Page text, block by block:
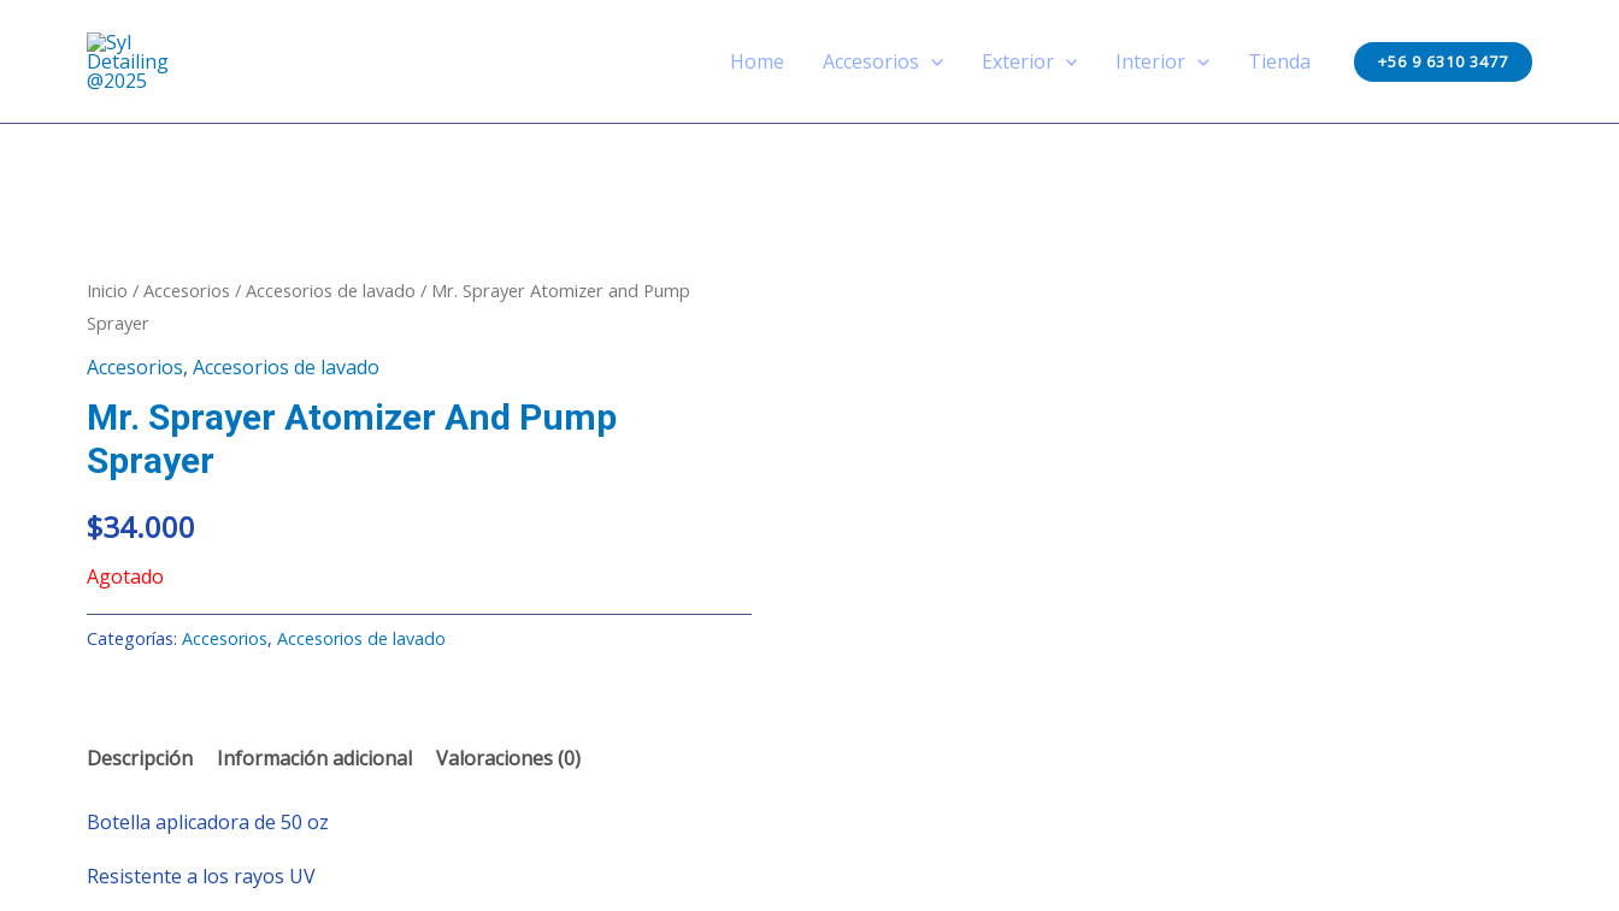
contenido
Home Accesorios Exterior Interior Tienda +56 9 6310 3477
Inicio / Accesorios / Accesorios de lavado / Mr. Sprayer Atomizer and Pump
Sprayer
Accesorios, Accesorios de lavado
Mr. Sprayer Atomizer And Pump
Sprayer
$34.000
Agotado
Categorías: Accesorios, Accesorios de lavado
Descripción Información adicional Valoraciones (0)
Botella aplicadora de 50 oz
Resistente a los rayos UV